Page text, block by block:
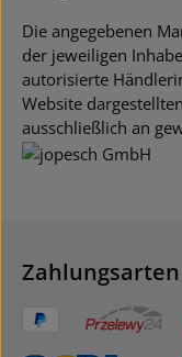
Die angegebenen
der jeweiligen
autorisierte
Website
ausschließlich an
Zahlungsarten